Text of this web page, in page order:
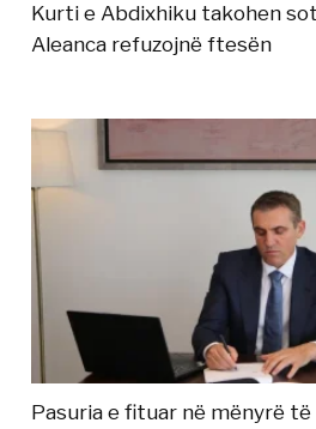
Kurti e Abdixhiku takohen
Aleanca refuzojnë ftesën
Pasuria e fituar në mënyrë